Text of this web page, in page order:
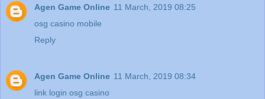
Agen Game Online 11 March, 2019 08:25
osg casino mobile
Reply
Agen Game Online 11 March, 2019 08:34
link login osg casino